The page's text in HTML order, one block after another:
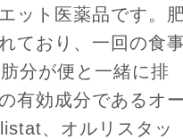
ット医薬品です。
ており、一回の食
分が便と一緒に排
有効成分であるオ
、オルリスタッ